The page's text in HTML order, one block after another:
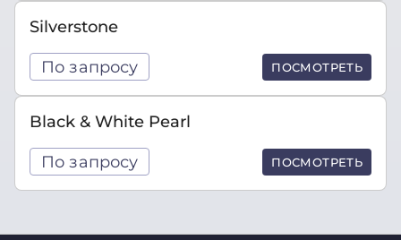
Silverstone
По запросу ПОСМОТРЕТЬ
Black & White Pearl
По запросу ПОСМОТРЕТЬ